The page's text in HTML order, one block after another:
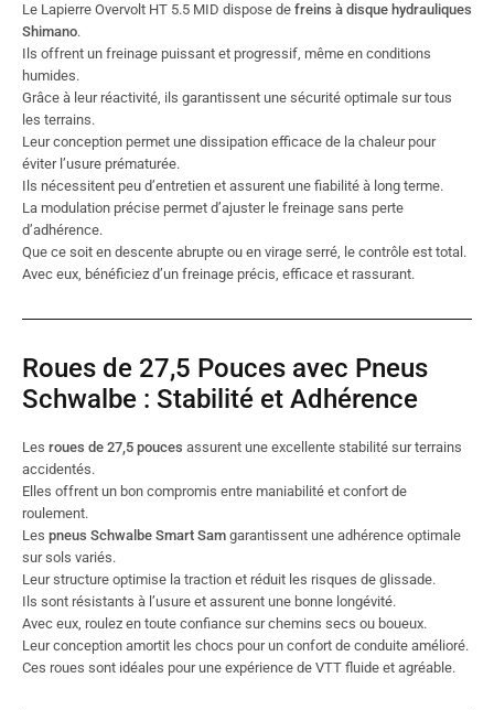
Le Lapierre Overvolt HT 5.5 MID dispose de freins à disque hydrauliques
Shimano.
Ils offrent un freinage puissant et progressif, même en conditions
humides.
Grâce à leur réactivité, ils garantissent une sécurité optimale sur tous
les terrains.
Leur conception permet une dissipation efficace de la chaleur pour
éviter l’usure prématurée.
Ils nécessitent peu d’entretien et assurent une fiabilité à long terme.
La modulation précise permet d’ajuster le freinage sans perte
d’adhérence.
Que ce soit en descente abrupte ou en virage serré, le contrôle est total.
Avec eux, bénéficiez d’un freinage précis, efficace et rassurant.
Roues de 27,5 Pouces avec Pneus
Schwalbe : Stabilité et Adhérence
Les roues de 27,5 pouces assurent une excellente stabilité sur terrains
accidentés.
Elles offrent un bon compromis entre maniabilité et confort de
roulement.
Les pneus Schwalbe Smart Sam garantissent une adhérence optimale
sur sols variés.
Leur structure optimise la traction et réduit les risques de glissade.
Ils sont résistants à l’usure et assurent une bonne longévité.
Avec eux, roulez en toute confiance sur chemins secs ou boueux.
Leur conception amortit les chocs pour un confort de conduite amélioré.
Ces roues sont idéales pour une expérience de VTT fluide et agréable.